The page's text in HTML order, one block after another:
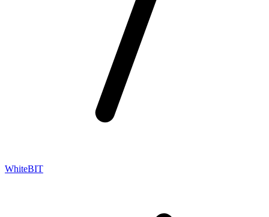
WhiteBIT